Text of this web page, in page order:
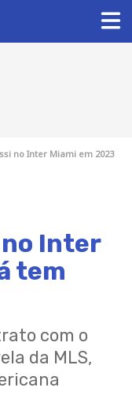
no Inter Miami em 2023
no Inter
tem
com o
da MLS,